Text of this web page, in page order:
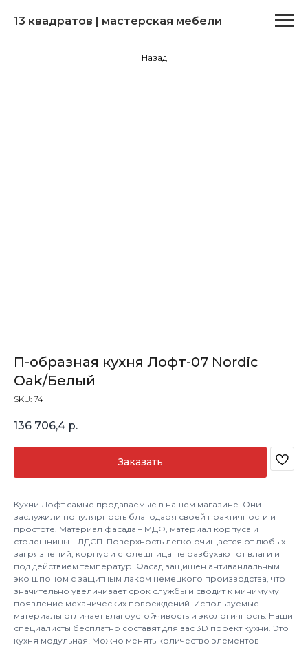
13 квадратов | мастерская мебели
Назад
П-образная кухня Лофт-07 Nordic
Oak/Белый
SKU: 74
136 706,4 р.
Заказать
Кухни Лофт самые продаваемые в нашем магазине. Они
заслужили популярность благодаря своей практичности и
простоте. Материал фасада – МДФ, материал корпуса и
столешницы – ЛДСП. Поверхность легко очищается от любых
загрязнений, корпус и столешница не разбухают от влаги и
под действием температур. Фасад защищён антивандальным
эко шпоном с защитным лаком немецкого производства, что
значительно увеличивает срок службы и сводит к минимуму
появление механических повреждений. Используемые
материалы отличает влагоустойчивость и экологичность. Наши
специалисты бесплатно составят для вас 3D проект кухни. Это
кухня модульная! Можно менять количество элементов